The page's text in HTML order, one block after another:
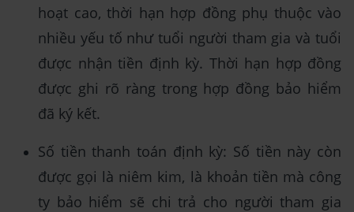
hoạt cao, thời hạn hợp đồng phụ thuộc vào
nhiều yếu tố như tuổi người tham gia và tuổi
được nhận tiền định kỳ. Thời hạn hợp đồng
được ghi rõ ràng trong hợp đồng bảo hiểm
đã ký kết.
Số tiền thanh toán định kỳ: Số tiền này còn
được gọi là niêm kim, là khoản tiền mà công
ty bảo hiểm sẽ chi trả cho người tham gia